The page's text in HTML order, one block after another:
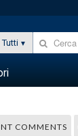
Tutti
COMMENTS